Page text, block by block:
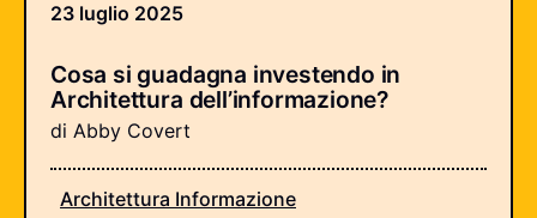
23 luglio 2025
Cosa si guadagna investendo in
Architettura dell’informazione?
di Abby Covert
Architettura Informazione